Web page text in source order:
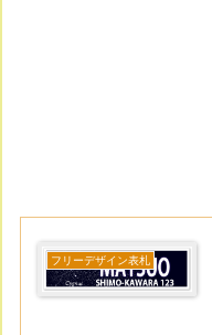
フリーデザイン表札